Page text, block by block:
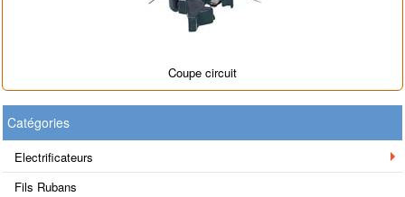
Coupe circuit
Catégories
Electrificateurs
Fils Rubans